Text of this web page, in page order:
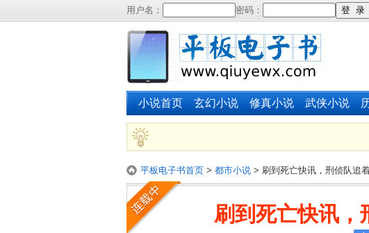
用户名： 密码：
小说首页 玄幻小说 修真小说 武侠小说
平板电子书首页 > 都市小说 > 刷到死亡快讯，刑侦队追
刷到死亡快讯，